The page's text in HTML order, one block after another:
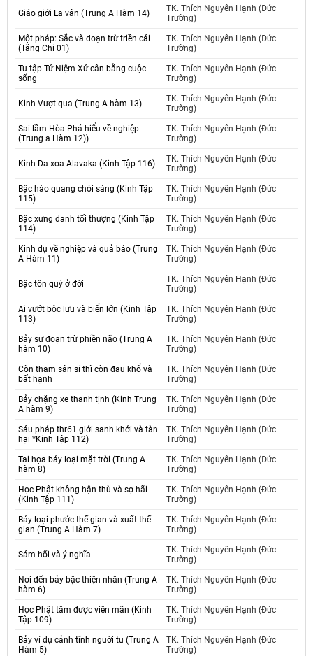
Giáo giới La vân (Trung A Hàm 14)
TK. Thích Nguyên Hạnh (Đức
Trường)
Một pháp: Sắc và đoạn trừ triền cái
(Tăng Chi 01)
TK. Thích Nguyên Hạnh (Đức
Trường)
Tu tập Tứ Niệm Xứ cân bằng cuộc
sống
TK. Thích Nguyên Hạnh (Đức
Trường)
Kinh Vượt qua (Trung A hàm 13)
TK. Thích Nguyên Hạnh (Đức
Trường)
Sai lầm Hòa Phá hiểu về nghiệp
(Trung a Hàm 12))
TK. Thích Nguyên Hạnh (Đức
Trường)
Kinh Da xoa Alavaka (Kinh Tập 116)
TK. Thích Nguyên Hạnh (Đức
Trường)
Bậc hào quang chói sáng (Kinh Tập
115)
TK. Thích Nguyên Hạnh (Đức
Trường)
Bậc xưng danh tối thượng (Kinh Tập
114)
TK. Thích Nguyên Hạnh (Đức
Trường)
Kinh dụ về nghiệp và quả báo (Trung
A Hàm 11)
TK. Thích Nguyên Hạnh (Đức
Trường)
Bậc tôn quý ở đời
TK. Thích Nguyên Hạnh (Đức
Trường)
Ai vướt bộc lưu và biển lớn (Kinh Tập
113)
TK. Thích Nguyên Hạnh (Đức
Trường)
Bảy sự đoạn trừ phiền não (Trung A
hàm 10)
TK. Thích Nguyên Hạnh (Đức
Trường)
Còn tham sân si thì còn đau khổ và
bất hạnh
TK. Thích Nguyên Hạnh (Đức
Trường)
Bảy chặng xe thanh tịnh (Kinh Trung
A hàm 9)
TK. Thích Nguyên Hạnh (Đức
Trường)
Sáu pháp thr61 giới sanh khởi và tàn
hại *Kinh Tập 112)
TK. Thích Nguyên Hạnh (Đức
Trường)
Tai họa bảy loại mặt trời (Trung A
hàm 8)
TK. Thích Nguyên Hạnh (Đức
Trường)
Học Phật không hận thù và sợ hãi
(Kinh Tập 111)
TK. Thích Nguyên Hạnh (Đức
Trường)
Bảy loại phước thế gian và xuất thế
gian (Trung A Hàm 7)
TK. Thích Nguyên Hạnh (Đức
Trường)
Sám hối và ý nghĩa
TK. Thích Nguyên Hạnh (Đức
Trường)
Nơi đến bảy bậc thiện nhân (Trung A
hàm 6)
TK. Thích Nguyên Hạnh (Đức
Trường)
Học Phật tâm được viên mãn (Kinh
Tập 109)
TK. Thích Nguyên Hạnh (Đức
Trường)
Bảy ví dụ cảnh tĩnh nguời tu (Trung A
Hàm 5)
TK. Thích Nguyên Hạnh (Đức
Trường)